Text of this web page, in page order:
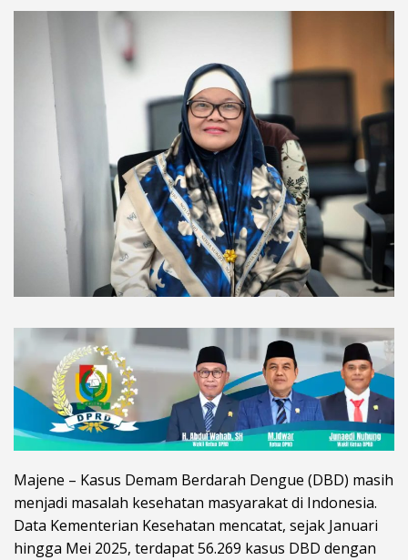
Majene – Kasus Demam Berdarah Dengue (DBD) masih
menjadi masalah kesehatan masyarakat di Indonesia.
Data Kementerian Kesehatan mencatat, sejak Januari
hingga Mei 2025, terdapat 56.269 kasus DBD dengan